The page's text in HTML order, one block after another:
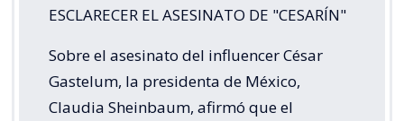
ESCLARECER EL ASESINATO DE "CESARÍN"
Sobre el asesinato del influencer César
Gastelum, la presidenta de México,
Claudia Sheinbaum, afirmó que el